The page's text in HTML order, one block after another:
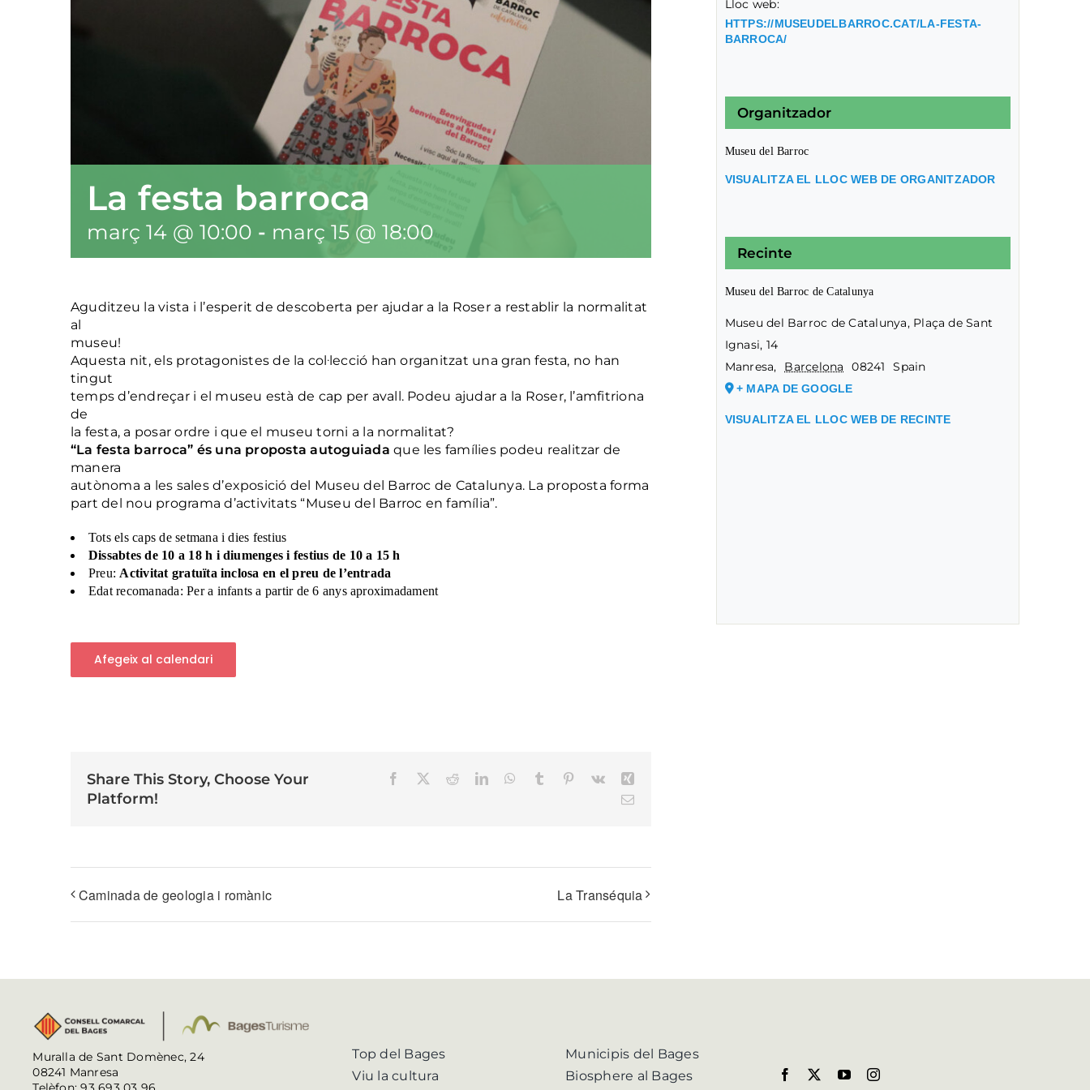
La festa barroca
març 14 @ 10:00 - març 15 @ 18:00
Aguditzeu la vista i l’esperit de descoberta per ajudar a la Roser a restablir la normalitat
al
museu!
Aquesta nit, els protagonistes de la col·lecció han organitzat una gran festa, no han
tingut
temps d’endreçar i el museu està de cap per avall. Podeu ajudar a la Roser, l’amfitriona
de
la festa, a posar ordre i que el museu torni a la normalitat?
“La festa barroca” és una proposta autoguiada que les famílies podeu realitzar de
manera
autònoma a les sales d’exposició del Museu del Barroc de Catalunya. La proposta forma
part del nou programa d’activitats “Museu del Barroc en família”.
Tots els caps de setmana i dies festius
Dissabtes de 10 a 18 h i diumenges i festius de 10 a 15 h
Preu: Activitat gratuïta inclosa en el preu de l’entrada
Edat recomanada: Per a infants a partir de 6 anys aproximadament
Afegeix al calendari
Share This Story, Choose Your
Platform!
FacebookRedditLinkedInWhatsApp
TumblrPinterest
Vk
Xing
Email
Caminada de geologia i romànic La Transéquia
Lloc web:
HTTPS://MUSEUDELBARROC.CAT/LA-FESTA-
BARROCA/
Organitzador
Museu del Barroc
VISUALITZA EL LLOC WEB DE ORGANITZADOR
Recinte
Museu del Barroc de Catalunya
Museu del Barroc de Catalunya, Plaça de Sant
Ignasi, 14
Manresa, Barcelona 08241 Spain
+ MAPA DE GOOGLE
VISUALITZA EL LLOC WEB DE RECINTE
Muralla de Sant Domènec, 24
08241 Manresa
Top del Bages
Viu la cultura
Municipis del Bages
Biosphere al Bages